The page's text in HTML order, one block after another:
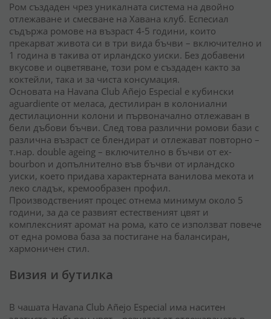
Ром създаден чрез уникалната система на двойно
отлежаване и смесване на Хавана клуб. Еспесиал
съдържа ромове на възраст 4-5 години, които
прекарват живота си в три вида бъчви – включително и
1 година в такива от ирландско уиски. Без добавени
вкусове и оцветяване, този ром е създаден както за
коктейли, така и за чиста консумация.
Основата на Havana Club Añejo Especial е кубински
aguardiente от меласа, дестилиран в колониални
дестилационни колони и първоначално отлежаван в
бели дъбови бъчви. След това различни ромови бази с
различна възраст се блендират и отлежават повторно –
т.нар. double ageing – включително в бъчви от ex-
bourbon и допълнително във бъчви от ирландско
уиски, което придава характерната ванилова мекота и
леко сладък, кремообразен профил.
Производственият процес отнема минимум около 5
години, за да се развият естественият цвят и
комплексният аромат на рома, като се използват повече
от една ромова база за постигане на балансиран,
хармоничен стил.
Визия и бутилка
В чашата Havana Club Añejo Especial има наситен